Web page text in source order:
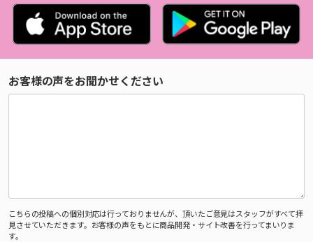
お客様の声をお聞かせください
こちらの投稿への個別対応は行っておりませんが、頂いたご意見はスタッフがすべて拝
見させていただきます。お客様の声をもとに商品開発・サイト改善を行ってまいりま
す。